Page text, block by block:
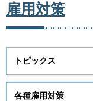
雇用対策
トピックス
各種雇用対策